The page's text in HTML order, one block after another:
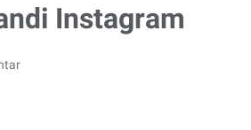
Instagram